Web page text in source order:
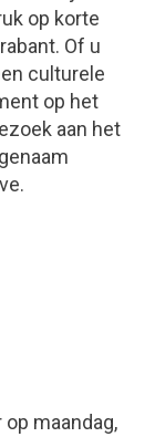
op korte
Of u
culturele
op het
aan het
maandag,